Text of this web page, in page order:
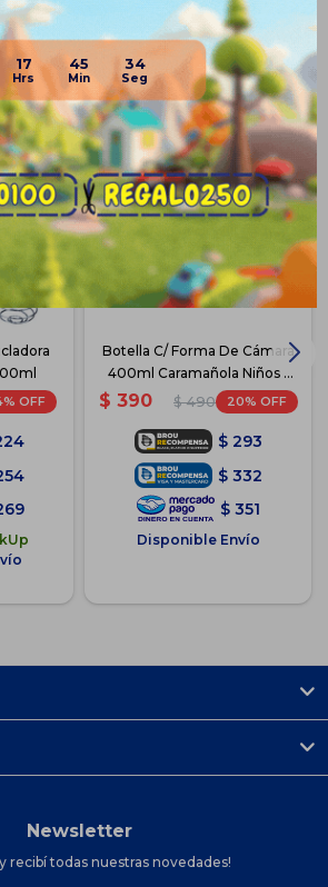
17 45 33
te pueden interesar
Botella C/ Forma De Cámara
400ml Caramañola Niños -
Azul
$ 390 $ 490 20
$ 293
$ 332
$ 351
Disponible Envío
Newsletter
recibí todas nuestras novedades!